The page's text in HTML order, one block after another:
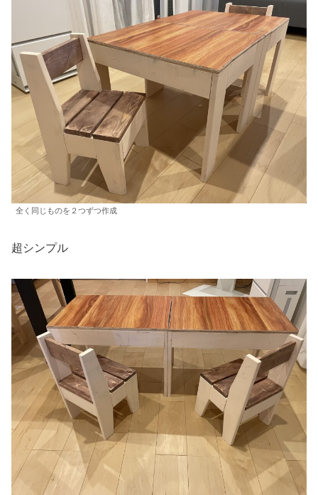
全く同じものを２つずつ作成
超シンプル